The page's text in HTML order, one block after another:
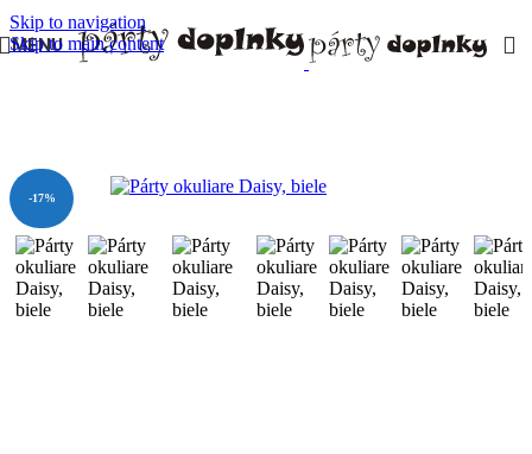
Skip to navigation
Skip to main content
MENU
PÁRTY DOPLNKY Okuliare
-17%